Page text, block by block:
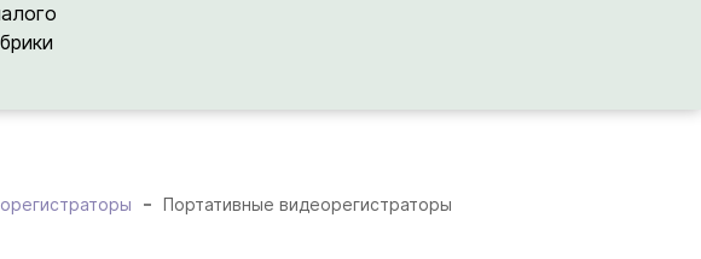
Портативные видеорегистраторы